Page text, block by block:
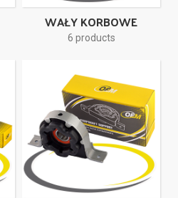
WAŁY KORBOWE
6 products